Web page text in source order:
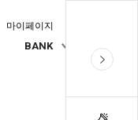
마이페이지
BANK